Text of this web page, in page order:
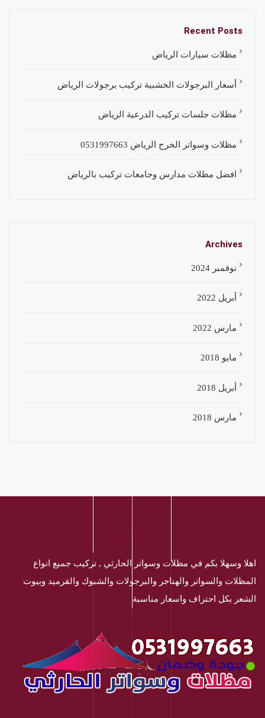
Recent Posts
مظلات سيارات الرياض
أسعار البرجولات الخشبية تركيب برجولات الرياض
مظلات جلسات تركيب الدرعية الرياض
مظلات وسواتر الخرج الرياض 0531997663
افضل مظلات مدارس وجامعات تركيب بالرياض
Archives
نوفمبر 2024
أبريل 2022
مارس 2022
مايو 2018
أبريل 2018
مارس 2018
اهلا وسهلا بكم في مظلات وسواتر الحارثي , تركيب جميع انواع
المظلات والسواتر والهناجر والبرجولات والشبوك والقرميد وبيوت
الشعر بكل احتراف واسعار مناسبة